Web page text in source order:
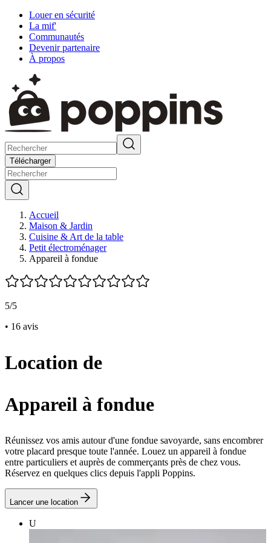
Louer en sécurité
La mif'
Communautés
Devenir partenaire
À propos
Télécharger
Accueil
Maison & Jardin
Cuisine & Art de la table
Petit électroménager
Appareil à fondue
5/5
• 16 avis
Location de
Appareil à fondue
Réunissez vos amis autour d'une fondue savoyarde, sans encombrer
votre placard presque toute l'année. Louez un appareil à fondue
entre particuliers et auprès de commerçants près de chez vous.
Réservez en quelques clics depuis l'appli Poppins.
Lancer une location
U